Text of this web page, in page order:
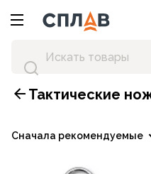
Тактические
Сначала рекомендуемые